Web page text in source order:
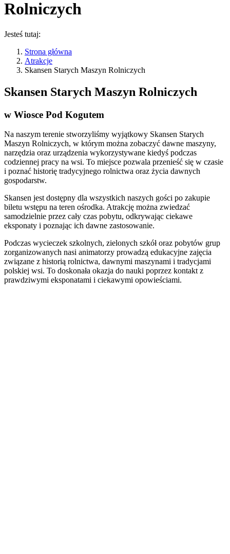
Rolniczych
Jesteś tutaj:
Strona główna
Atrakcje
Skansen Starych Maszyn Rolniczych
Skansen Starych Maszyn Rolniczych
w Wiosce Pod Kogutem
Na naszym terenie stworzyliśmy wyjątkowy Skansen Starych
Maszyn Rolniczych, w którym można zobaczyć dawne maszyny,
narzędzia oraz urządzenia wykorzystywane kiedyś podczas
codziennej pracy na wsi. To miejsce pozwala przenieść się w czasie
i poznać historię tradycyjnego rolnictwa oraz życia dawnych
gospodarstw.
Skansen jest dostępny dla wszystkich naszych gości po zakupie
biletu wstępu na teren ośrodka. Atrakcję można zwiedzać
samodzielnie przez cały czas pobytu, odkrywając ciekawe
eksponaty i poznając ich dawne zastosowanie.
Podczas wycieczek szkolnych, zielonych szkół oraz pobytów grup
zorganizowanych nasi animatorzy prowadzą edukacyjne zajęcia
związane z historią rolnictwa, dawnymi maszynami i tradycjami
polskiej wsi. To doskonała okazja do nauki poprzez kontakt z
prawdziwymi eksponatami i ciekawymi opowieściami.